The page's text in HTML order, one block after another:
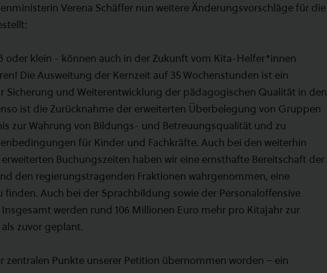
Verena Schäffer nun weitere Änderungsvorschläge für die
oder klein - können auch in der Zukunft vom Kita-Helfer*innen
Die Ausweitung der Kernzeit auf 35 Wochenstunden ist ein
Sicherung und Weiterentwicklung der pädagogischen Qualität in den
ist die Zurücknahme der erweiterten Überbelegung von Gruppen
zur Wahrung von Bildungs- und Betreuungsqualität und zu
für Kinder und Fachkräfte. Auch bei den weiterhin
Buchungszeiten haben wir eine ernsthafte Bereitschaft der
den regierungstragenden Fraktionen wahrgenommen, eine
finden. Auch bei der Sprachbildung sowie der Personaloffensive
werden rund 106 Millionen Euro mehr pro Kitajahr zur
zuvor geplant.
zentralen Punkte unserer Petition übernommen worden – ein